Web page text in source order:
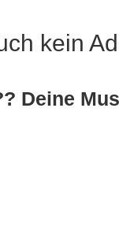
kein
Deine